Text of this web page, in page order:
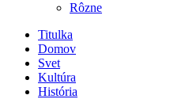
Rôzne
Titulka
Domov
Svet
Kultúra
História